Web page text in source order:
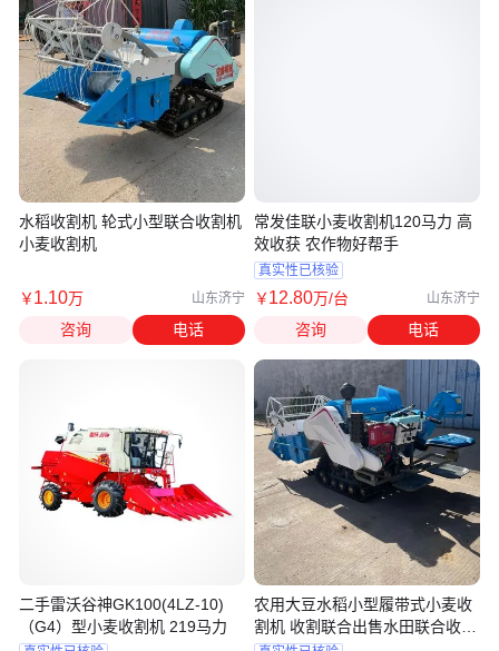
水稻收割机 轮式小型联合收割机
小麦收割机
￥1.10万 山东济宁
咨询 电话
二手雷沃谷神GK100(4LZ-10)
（G4）型小麦收割机 219马力
常发佳联小麦收割机120马力 高
效收获 农作物好帮手
真实性已核验
￥12.80万/台 山东济宁
咨询 电话
农用大豆水稻小型履带式小麦收
割机 收割联合出售水田联合收割